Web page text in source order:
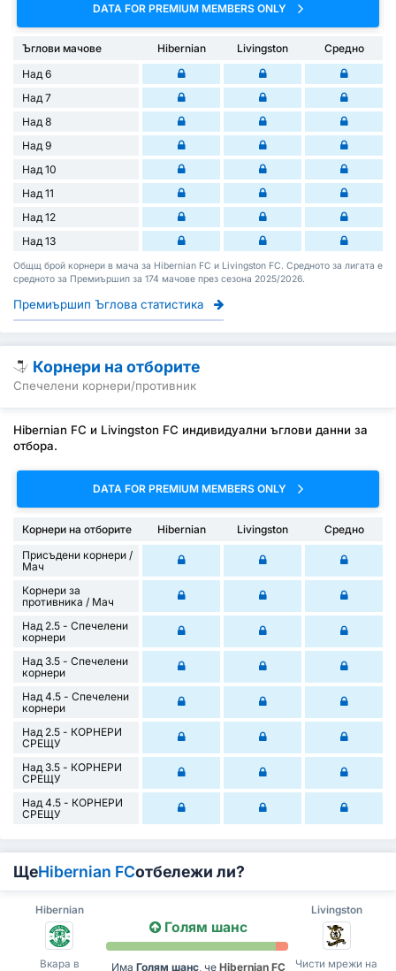
DATA FOR PREMIUM MEMBERS ONLY
Ъглови мачове Hibernian Livingston
Средно
Над 6
Над 7
Над 8
Над 9
Над 10
Над 11
Над 12
Над 13
Общщ брой корнери в мача за Hibernian FC и Livingston FC. Средното за лигата е
средното за Премиършип за 174 мачове през сезона 2025/2026.
Премиършип Ъглова статистика
Корнери на отборите
Спечелени корнери/противник
Hibernian FC и Livingston FC индивидуални ъглови данни за
отбора.
DATA FOR PREMIUM MEMBERS ONLY
Корнери на отборите Hibernian Livingston
Средно
Присъдени корнери /
Mач
Корнери за
противника / Мач
Над 2.5 - Спечелени
корнери
Над 3.5 - Спечелени
корнери
Над 4.5 - Спечелени
корнери
Над 2.5 - КОРНЕРИ
СРЕЩУ
Над 3.5 - КОРНЕРИ
СРЕЩУ
Над 4.5 - КОРНЕРИ
СРЕЩУ
ЩеHibernian FCотбележи ли?
Hibernian Livingston
Вкара в
Голям шанс
Има Голям шанс, че Hibernian FC
Чисти мрежи на